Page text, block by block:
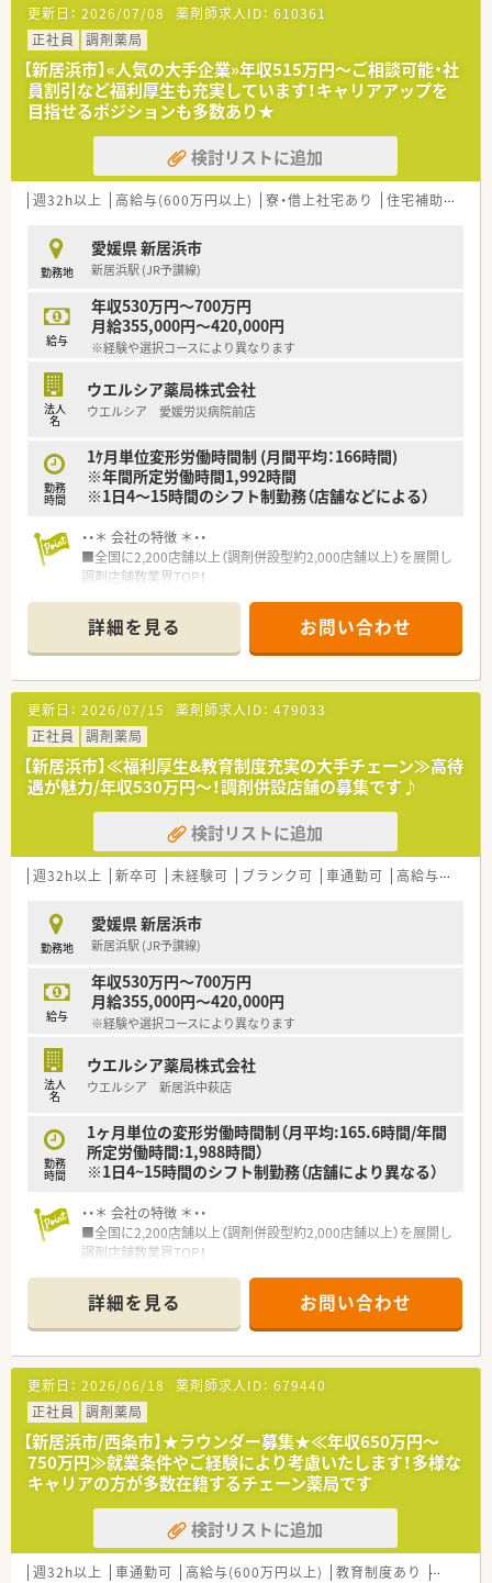
■薬剤師が中心の会社だからこそ活躍できるキャリアパスが多
種多様に用意されています。
■店舗拡大に伴い、エリアマネジャーや営業部長等のマネジメン
トのポジションも増えます。
■在宅や教育等の専門性を活かせるスペシャリストを目指すこ
とも可能です。
■その他にも、管理部門や商品部門等の本社スタッフなど活動領
域は多種多様です。
■在宅実施店舗は年々増加しており、在宅医療へもしっかりと関
わる事ができます。
時短勤務ができるよう変更予定です。
■年間休日が120日とワークライフバランスが整っています
■日用品から常備薬まで、従業員割引制度など嬉しいメリットも
たくさんあります！
更新日： 2026/07/08 薬剤師求人ID： 610361
正社員
調剤薬局
【新居浜市】«人気の大手企業»年収515万円～ご相談可能・社
員割引など福利厚生も充実しています！キャリアアップを
目指せるポジションも多数あり★
検討リストに追加
週32h以上 高給与(600万円以上) 寮・借上社宅あり 住宅補助(手当)あり
勤務地
愛媛県 新居浜市
新居浜駅 (JR予讃線)
給与
年収530万円～700万円
月給355,000円～420,000円
※経験や選択コースにより異なります
法人
名
ウエルシア薬局株式会社
ウエルシア 愛媛労災病院前店
勤務
時間
1ｹ月単位変形労働時間制 (月間平均：166時間)
※年間所定労働時間1,992時間
※1日4～15時間のシフト制勤務（店舗などによる）
・・＊ 会社の特徴 ＊・・
■全国に2,200店舗以上（調剤併設型約2,000店舗以上）を展開し
調剤店舗数業界TOP！
頑張り次第で高給与も可能！
■経験や勤務コースによりますが、経験の少ない方でも500万前
半スタートと業界TOP水準！
■職種や職域に合わせ、豊富な社内研修や外部組織と連携した研
修を用意されています
■薬剤師が中心の会社だからこそ活躍できるキャリアパスが多
種多様に用意されています。
■店舗拡大に伴い、エリアマネジャーや営業部長等のマネジメン
トのポジションも増えます。
■在宅や教育等の専門性を活かせるスペシャリストを目指すこ
とも可能です。
■その他にも、管理部門や商品部門等の本社スタッフなど活動領
域は多種多様です。
■在宅実施店舗は年々増加しており、在宅医療へもしっかりと関
■育児休暇は3歳まで取得が可能で、時短制度は小学5年生まで
時短勤務ができるよう変更予定です。
■年間休日が120日とワークライフバランスが整っています
■日用品から常備薬まで、従業員割引制度など嬉しいメリットも
たくさんあります！
詳細を見る お問い合わせ
更新日： 2026/07/15 薬剤師求人ID： 479033
正社員
調剤薬局
【新居浜市】≪福利厚生&教育制度充実の大手チェーン≫高待
遇が魅力/年収530万円～！調剤併設店舗の募集です♪
検討リストに追加
週32h以上 新卒可 未経験可 ブランク可 車通勤可 高給与(600万円以上)
勤務地
愛媛県 新居浜市
新居浜駅 (JR予讃線)
給与
年収530万円～700万円
月給355,000円～420,000円
※経験や選択コースにより異なります
法人
名
ウエルシア薬局株式会社
ウエルシア 新居浜中萩店
勤務
時間
1ヶ月単位の変形労働時間制（月平均:165.6時間/年間
所定労働時間:1,988時間）
※1日4~15時間のシフト制勤務（店舗により異なる）
・・＊ 会社の特徴 ＊・・
■全国に2,200店舗以上（調剤併設型約2,000店舗以上）を展開し
調剤店舗数業界TOP！
頑張り次第で高給与も可能！
■経験や勤務コースによりますが、経験の少ない方でも500万前
半スタートと業界TOP水準！
■職種や職域に合わせ、豊富な社内研修や外部組織と連携した研
修を用意されています
■薬剤師が中心の会社だからこそ活躍できるキャリアパスが多
種多様に用意されています。
■店舗拡大に伴い、エリアマネジャーや営業部長等のマネジメン
トのポジションも増えます。
■在宅や教育等の専門性を活かせるスペシャリストを目指すこ
とも可能です。
■その他にも、管理部門や商品部門等の本社スタッフなど活動領
域は多種多様です。
■在宅実施店舗は年々増加しており、在宅医療へもしっかりと関
わる事ができます。
詳細を見る お問い合わせ
更新日： 2026/06/18 薬剤師求人ID： 679440
正社員
調剤薬局
【新居浜市/西条市】★ラウンダー募集★≪年収650万円～
750万円≫就業条件やご経験により考慮いたします！多様な
キャリアの方が多数在籍するチェーン薬局です
検討リストに追加
週32h以上 車通勤可 高給与(600万円以上) 教育制度あり シフト制